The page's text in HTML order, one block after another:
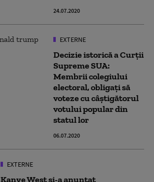
24.07.2020
EXTERNE
Decizie istorică a Curții
Supreme SUA:
Membrii colegiului
electoral, obligați să
voteze cu câștigătorul
votului popular din
statul lor
06.07.2020
EXTERNE
Kanye West și-a anunțat